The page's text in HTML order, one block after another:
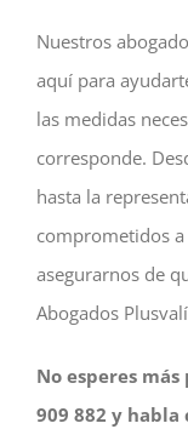
Nuestros
aquí para
las medidas
corresponde.
hasta la
comprometidos
asegurarnos de
Abogados
No esperes
909 882 y habla